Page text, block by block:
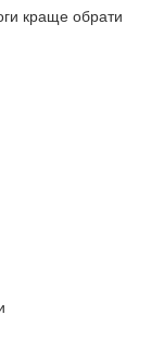
краще обрати